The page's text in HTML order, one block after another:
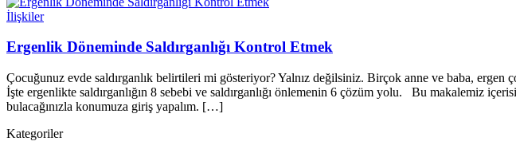
İlişkiler
Ergenlik Döneminde Saldırganlığı Kontrol Etmek
Çocuğunuz evde saldırganlık belirtileri mi gösteriyor? Yalnız değilsiniz. Birçok anne ve baba, ergen
İşte ergenlikte saldırganlığın 8 sebebi ve saldırganlığı önlemenin 6 çözüm yolu. Bu makalemiz
bulacağınızla konumuza giriş yapalım. […]
Kategoriler